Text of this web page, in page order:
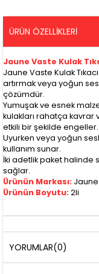
ÜRÜN ÖZELLIKLERI
Jaune Vaste Kulak
Jaune Vaste Kulak
artırmak veya yoğun
çözümdür.
Yumuşak ve esnek
kulakları rahatça kavrar
etkili bir şekilde engeller.
Uyurken veya yoğun
kullanım sunar.
İki adetlik paket halinde
sağlar.
Ürünün Markası:
Ürünün Boyutu: 2li
YORUMLAR(0)